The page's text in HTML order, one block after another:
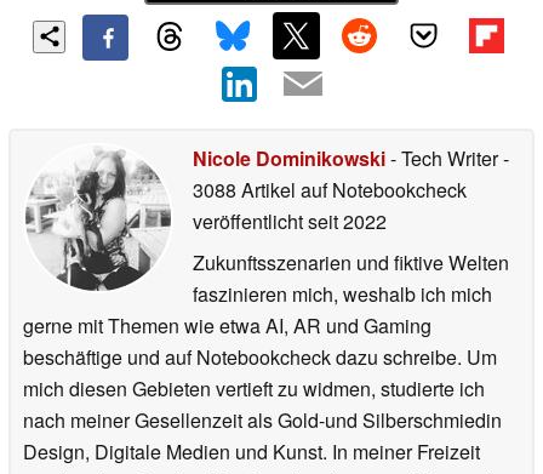
Nicole Dominikowski- Tech Writer-
3088 Artikel auf Notebookcheck
veröffentlichtseit 2022
Zukunftsszenarien und fiktive Welten
faszinieren mich, weshalb ich mich
gerne mit Themen wie etwa AI, AR und Gaming
beschäftige und auf Notebookcheck dazu schreibe. Um
mich diesen Gebieten vertieft zu widmen, studierte ich
nach meiner Gesellenzeit als Gold-und Silberschmiedin
Design, Digitale Medien und Kunst. In meiner Freizeit